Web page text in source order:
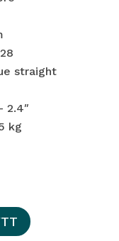
straight
2.4″
kg